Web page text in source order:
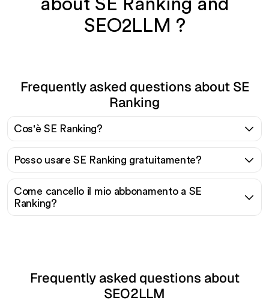
about SE Ranking and
SEO2LLM ?
Frequently asked questions about SE
Ranking
Cos'è SE Ranking?
Posso usare SE Ranking gratuitamente?
Come cancello il mio abbonamento a SE
Ranking?
Frequently asked questions about
SEO2LLM